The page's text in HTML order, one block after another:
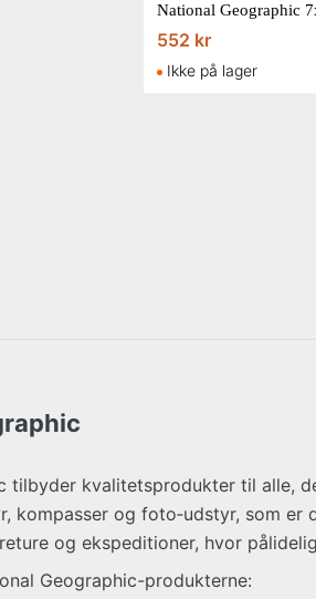
National Geographic
552 kr
Ikke på lager
tilbyder kvalitetsprodukter til alle,
kompasser og foto‑udstyr, som
og ekspeditioner, hvor
Geographic-produkterne: